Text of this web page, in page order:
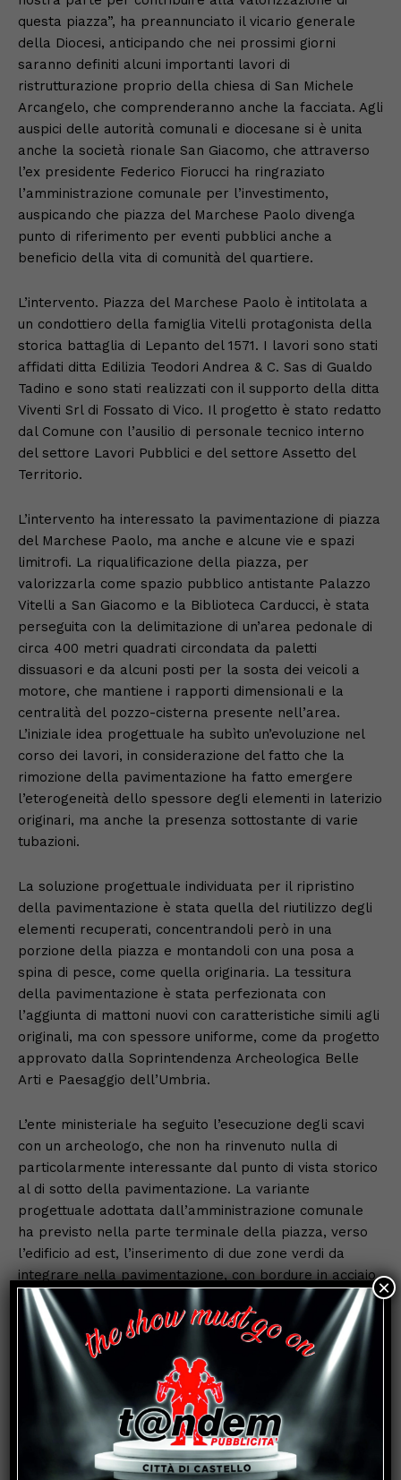
questa piazza”, ha preannunciato il vicario generale
della Diocesi, anticipando che nei prossimi giorni
saranno definiti alcuni importanti lavori di
ristrutturazione proprio della chiesa di San Michele
Arcangelo, che comprenderanno anche la facciata. Agli
auspici delle autorità comunali e diocesane si è unita
anche la società rionale San Giacomo, che attraverso
l’ex presidente Federico Fiorucci ha ringraziato
l’amministrazione comunale per l’investimento,
auspicando che piazza del Marchese Paolo divenga
punto di riferimento per eventi pubblici anche a
beneficio della vita di comunità del quartiere.
L’intervento. Piazza del Marchese Paolo è intitolata a
un condottiero della famiglia Vitelli protagonista della
storica battaglia di Lepanto del 1571. I lavori sono stati
affidati ditta Edilizia Teodori Andrea & C. Sas di Gualdo
Tadino e sono stati realizzati con il supporto della ditta
Viventi Srl di Fossato di Vico. Il progetto è stato redatto
dal Comune con l’ausilio di personale tecnico interno
del settore Lavori Pubblici e del settore Assetto del
Territorio.
L’intervento ha interessato la pavimentazione di piazza
del Marchese Paolo, ma anche e alcune vie e spazi
limitrofi. La riqualificazione della piazza, per
valorizzarla come spazio pubblico antistante Palazzo
Vitelli a San Giacomo e la Biblioteca Carducci, è stata
perseguita con la delimitazione di un’area pedonale di
circa 400 metri quadrati circondata da paletti
dissuasori e da alcuni posti per la sosta dei veicoli a
motore, che mantiene i rapporti dimensionali e la
centralità del pozzo-cisterna presente nell’area.
L’iniziale idea progettuale ha subìto un’evoluzione nel
corso dei lavori, in considerazione del fatto che la
rimozione della pavimentazione ha fatto emergere
l’eterogeneità dello spessore degli elementi in laterizio
originari, ma anche la presenza sottostante di varie
tubazioni.
La soluzione progettuale individuata per il ripristino
della pavimentazione è stata quella del riutilizzo degli
elementi recuperati, concentrandoli però in una
porzione della piazza e montandoli con una posa a
spina di pesce, come quella originaria. La tessitura
della pavimentazione è stata perfezionata con
l’aggiunta di mattoni nuovi con caratteristiche simili agli
originali, ma con spessore uniforme, come da progetto
approvato dalla Soprintendenza Archeologica Belle
Arti e Paesaggio dell’Umbria.
L’ente ministeriale ha seguito l’esecuzione degli scavi
con un archeologo, che non ha rinvenuto nulla di
particolarmente interessante dal punto di vista storico
al di sotto della pavimentazione. La variante
progettuale adottata dall’amministrazione comunale
ha previsto nella parte terminale della piazza, verso
l’edificio ad est, l’inserimento di due zone verdi da
integrare nella pavimentazione, con bordure in acciaio
che delimitano le aiuole, per creare spazi di
ombreggiatura con la messa a dimora di alberi di
altezza ridotta. Il sistema di sedute è stato
implementato da tecnologie smart (prese per ricarica
computer, illuminazione, elementi di connessione) e
l’arredo è stato completato con una fontana di acqua
potabile ed un cestino porta rifiuti. A completamento
dei lavori, il tratto di via Vitelli che costeggia la
Biblioteca Carducci è stato ricompreso nella piazza ed
×